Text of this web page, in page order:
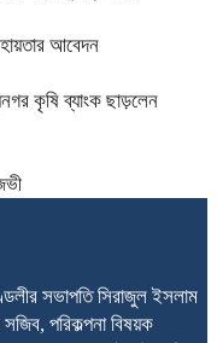
আবেদন
কৃষি ব্যাংক ছাড়লেন
সভাপতি সিরাজুল ইসলাম
পরিকল্পনা বিষয়ক